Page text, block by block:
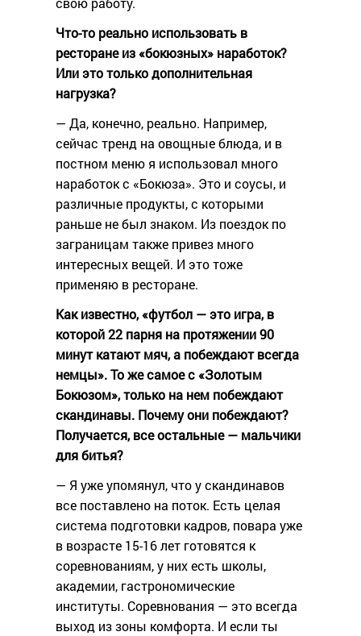
Что-то реально использовать в
ресторане из «бокюзных» наработок?
Или это только дополнительная
нагрузка?
— Да, конечно, реально. Например,
сейчас тренд на овощные блюда, и в
постном меню я использовал много
наработок с «Бокюза». Это и соусы, и
различные продукты, с которыми
раньше не был знаком. Из поездок по
заграницам также привез много
интересных вещей. И это тоже
применяю в ресторане.
Как известно, «футбол — это игра, в
которой 22 парня на протяжении 90
минут катают мяч, а побеждают всегда
немцы». То же самое с «Золотым
Бокюзом», только на нем побеждают
скандинавы. Почему они побеждают?
Получается, все остальные — мальчики
для битья?
— Я уже упомянул, что у скандинавов
все поставлено на поток. Есть целая
система подготовки кадров, повара уже
в возрасте 15-16 лет готовятся к
соревнованиям, у них есть школы,
академии, гастрономические
институты. Соревнования — это всегда
выход из зоны комфорта. И если ты